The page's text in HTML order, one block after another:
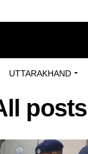
UTTARAKHAND